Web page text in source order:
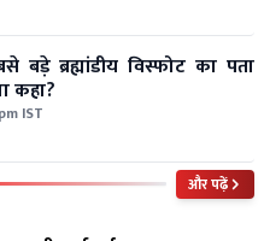
बड़े ब्रह्मांडीय विस्फोट का पता
कहा?
IST
और पढ़ें